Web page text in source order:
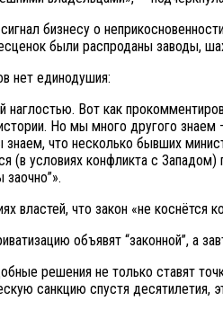
бизнесу о
были распроданы заводы,
нет единодушия:
наглостью. Вот как
Но мы много другого
что несколько бывших
(в условиях конфликта с
заочно”».
властей, что закон «не коснётся
объявят “законной”, а
решения не только ставят
санкцию спустя десятилетия,